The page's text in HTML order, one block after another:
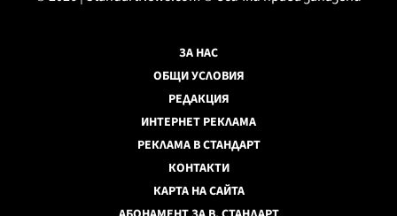
ЗА НАС
ОБЩИ УСЛОВИЯ
РЕДАКЦИЯ
ИНТЕРНЕТ РЕКЛАМА
РЕКЛАМА В СТАНДАРТ
КОНТАКТИ
КАРТА НА САЙТА